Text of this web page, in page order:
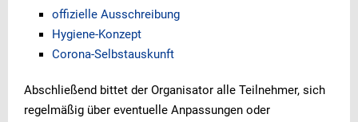
offizielle Ausschreibung
Hygiene-Konzept
Corona-Selbstauskunft
Abschließend bittet der Organisator alle Teilnehmer, sich
regelmäßig über eventuelle Anpassungen oder